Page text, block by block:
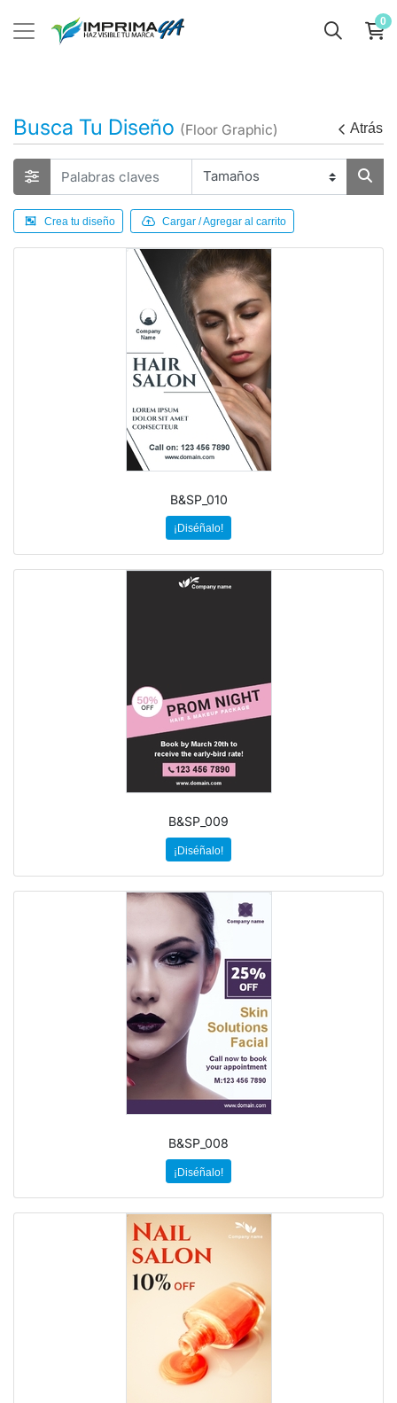
0
Busca Tu Diseño (Floor Graphic) Atrás
Crea tu diseño Cargar / Agregar al carrito
B&SP_010
¡Diséñalo!
B&SP_009
¡Diséñalo!
B&SP_008
¡Diséñalo!